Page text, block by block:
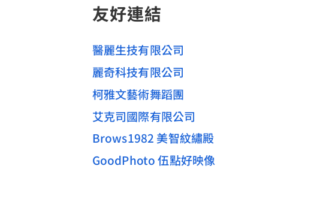
友好連結
醫麗生技有限公司
麗奇科技有限公司
柯雅文藝術舞蹈團
艾克司國際有限公司
Brows1982 美智紋繡殿
GoodPhoto 伍點好映像